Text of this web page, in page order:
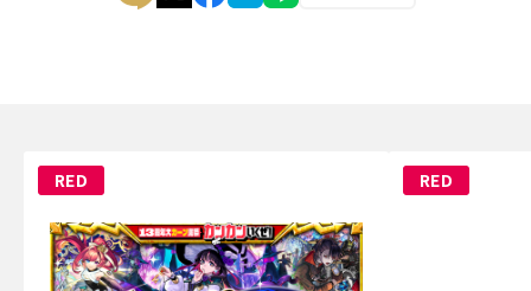
RED RED